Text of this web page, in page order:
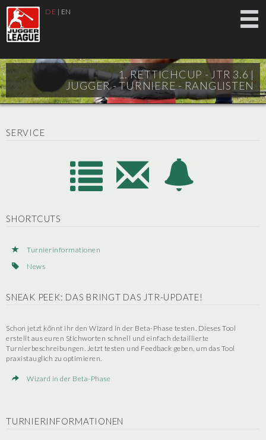
DE | EN
1. RETTICHCUP - JTR 3.6 |
JUGGER - TURNIERE - RANGLISTEN
SERVICE
SHORTCUTS
Turnierinformationen
News
SNEAK PEEK: DAS BRINGT DAS JTR-UPDATE!
Schon jetzt könnt ihr den Wizard in der Beta-Phase testen. Dieses Tool
erstellt aus euren Stichworten schnell und einfach detaillierte
Turnierbeschreibungen. Jetzt testen und Feedback geben, um das Tool
praxistauglich zu optimieren.
Wizard in der Beta-Phase
TURNIERINFORMATIONEN